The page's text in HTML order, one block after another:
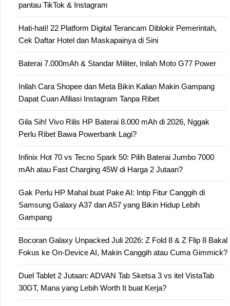
pantau TikTok & Instagram
Hati-hati! 22 Platform Digital Terancam Diblokir Pemerintah,
Cek Daftar Hotel dan Maskapainya di Sini
Baterai 7.000mAh & Standar Militer, Inilah Moto G77 Power
Inilah Cara Shopee dan Meta Bikin Kalian Makin Gampang
Dapat Cuan Afiliasi Instagram Tanpa Ribet
Gila Sih! Vivo Rilis HP Baterai 8.000 mAh di 2026, Nggak
Perlu Ribet Bawa Powerbank Lagi?
Infinix Hot 70 vs Tecno Spark 50: Pilih Baterai Jumbo 7000
mAh atau Fast Charging 45W di Harga 2 Jutaan?
Gak Perlu HP Mahal buat Pake AI: Intip Fitur Canggih di
Samsung Galaxy A37 dan A57 yang Bikin Hidup Lebih
Gampang
Bocoran Galaxy Unpacked Juli 2026: Z Fold 8 & Z Flip 8 Bakal
Fokus ke On-Device AI, Makin Canggih atau Cuma Gimmick?
Duel Tablet 2 Jutaan: ADVAN Tab Sketsa 3 vs itel VistaTab
30GT, Mana yang Lebih Worth It buat Kerja?